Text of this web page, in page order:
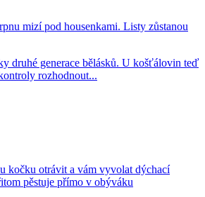
mizí pod housenkami. Listy zůstanou
druhé generace bělásků. U košťálovin teď
rozhodnout...
kočku otrávit a vám vyvolat dýchací
pěstuje přímo v obýváku